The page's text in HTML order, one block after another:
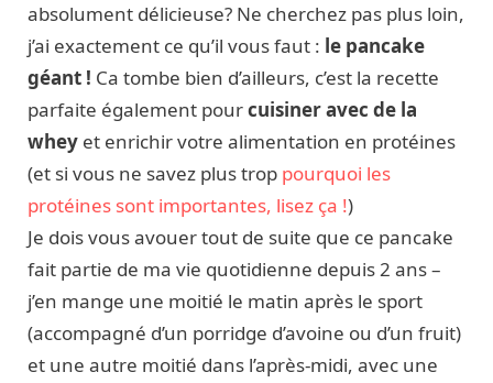
absolument délicieuse? Ne cherchez pas plus loin,
j’ai exactement ce qu’il vous faut : le pancake
géant ! Ca tombe bien d’ailleurs, c’est la recette
parfaite également pourcuisiner avec de la
whey et enrichir votre alimentation en protéines
(et si vous ne savez plus trop pourquoi les
protéines sont importantes, lisez ça !)
Je dois vous avouer tout de suite que ce pancake
fait partie de ma vie quotidienne depuis 2 ans –
j’en mange une moitié le matin après le sport
(accompagné d’un porridge d’avoine ou d’un fruit)
et une autre moitié dans l’après-midi, avec une